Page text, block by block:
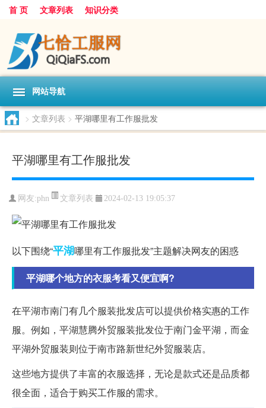
首 页 文章列表 知识分类
网站导航
> 文章列表 > 平湖哪里有工作服批发
平湖哪里有工作服批发
网友:phn 文章列表 2024-02-13 19:05:37
以下围绕“平湖哪里有工作服批发”主题解决网友的困惑
平湖哪个地方的衣服考看又便宜啊?
在平湖市南门有几个服装批发店可以提供价格实惠的工作
服。例如，平湖慧腾外贸服装批发位于南门金平湖，而金
平湖外贸服装则位于南市路新世纪外贸服装店。
这些地方提供了丰富的衣服选择，无论是款式还是品质都
很全面，适合于购买工作服的需求。